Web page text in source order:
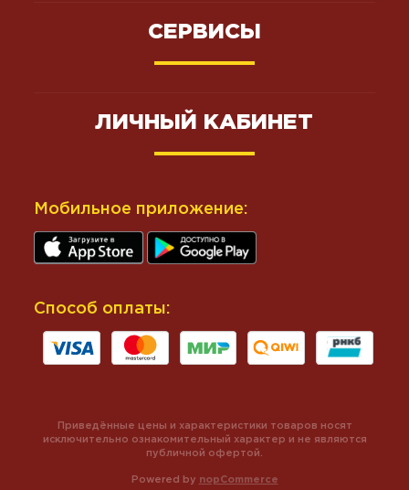
СЕРВИСЫ
ЛИЧНЫЙ КАБИНЕТ
Мобильное приложение:
Способ оплаты:
Powered by nopCommerce
Приведённые цены и характеристики товаров носят
исключительно ознакомительный характер и не являются
публичной офертой.